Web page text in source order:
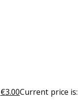
€3.00Current price is: